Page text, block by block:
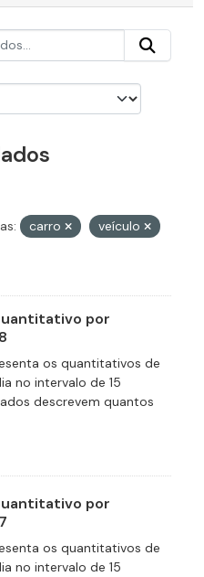
carro
veículo
por
os quantitativos de
no intervalo de 15
descrevem quantos
por
os quantitativos de
no intervalo de 15